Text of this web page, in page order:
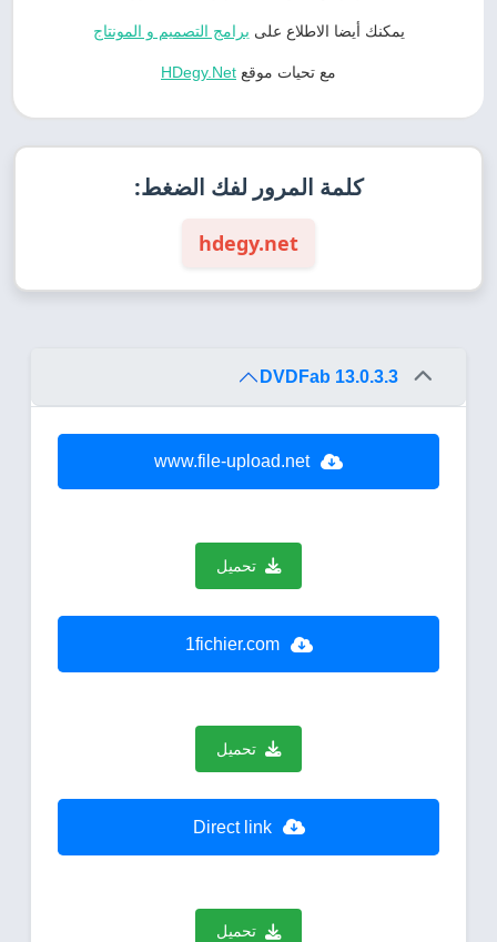
يمكنك أيضا الاطلاع على برامج التصميم و المونتاج
مع تحيات موقع HDegy.Net
كلمة المرور لفك الضغط:
hdegy.net
DVDFab 13.0.3.3
www.file-upload.net
تحميل
1fichier.com
تحميل
Direct link
تحميل